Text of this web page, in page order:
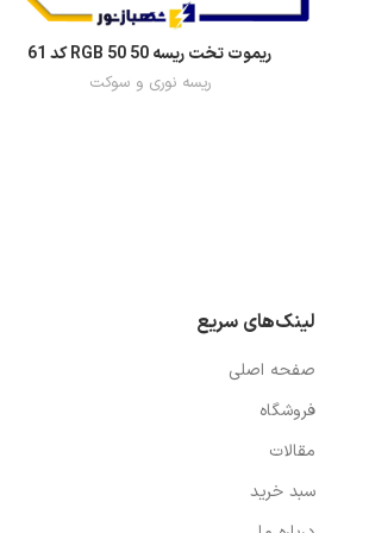
ریموت تخت ریسه RGB 50 50 کد 61
ریسه نوری و سوکت
لینک‌های سریع
صفحه اصلی
فروشگاه
مقالات
سبد خرید